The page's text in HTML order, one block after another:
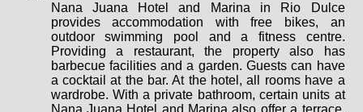
Nana Juana Hotel and Marina in Rio Dulce
provides accommodation with free bikes, an
outdoor swimming pool and a fitness centre.
Providing a restaurant, the property also has
barbecue facilities and a garden. Guests can have
a cocktail at the bar. At the hotel, all rooms have a
wardrobe. With a private bathroom, certain units at
Nana Juana Hotel and Marina also offer a terrace.